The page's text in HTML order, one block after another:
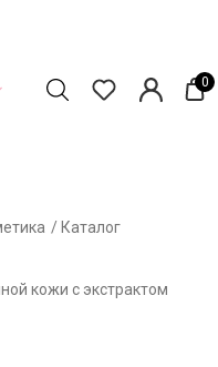
0
/ Каталог
кожи с экстрактом